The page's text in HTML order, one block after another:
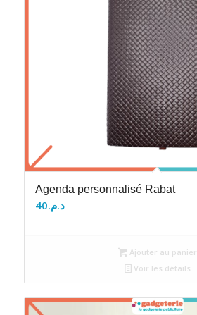
Agenda personnalisé Rabat
د.م.40
Ajouter au panier
Voir les détails